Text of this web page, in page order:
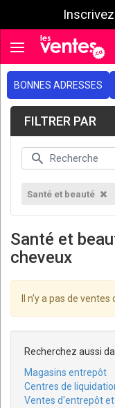
Toggle navigation
BONNES ADRESSES
FILTRER PAR
Santé et beauté
Santé et
cheveux
Il n'y a pas de
Recherchez aussi
Magasins entrepôt
Centres de
Ventes d'entrepôt